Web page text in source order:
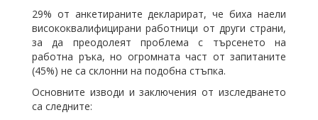
29% от анкетираните декларират, че биха наели
висококвалифицирани работници от други страни,
за да преодолеят проблема с търсенето на
работна ръка, но огромната част от запитаните
(45%) не са склонни на подобна стъпка.
Основните изводи и заключения от изследването
са следните: